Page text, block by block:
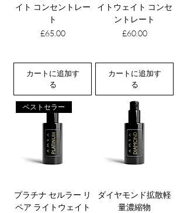
イト コンセントレー
ト
価格
£65.00
カートに追加す
る
イトウェイト コンセ
ントレート
価格
£60.00
カートに追加す
る
ベストセラー
プラチナ セルラー リ
ペア ライトウェイト
ダイヤモンド拡散軽
量濃縮物